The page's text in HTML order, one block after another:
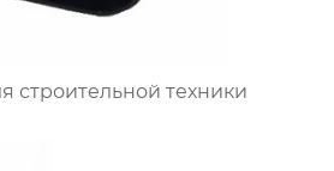
строительной техники